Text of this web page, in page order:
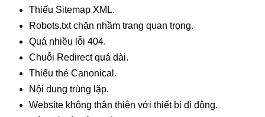
Thiếu Sitemap XML.
Robots.txt chặn nhầm trang quan trọng.
Quá nhiều lỗi 404.
Chuỗi Redirect quá dài.
Thiếu thẻ Canonical.
Nội dung trùng lặp.
Website không thân thiện với thiết bị di động.